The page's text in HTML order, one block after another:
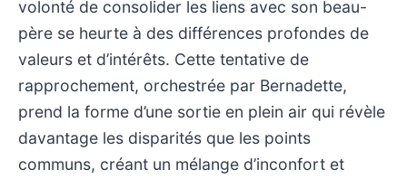
volonté de consolider les liens avec son beau-
père se heurte à des différences profondes de
valeurs et d’intérêts. Cette tentative de
rapprochement, orchestrée par Bernadette,
prend la forme d’une sortie en plein air qui révèle
davantage les disparités que les points
communs, créant un mélange d’inconfort et